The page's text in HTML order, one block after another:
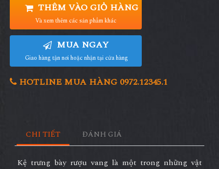
THÊM VÀO GIỎ HÀNG
Và xem thêm các sản phẩm khác
MUA NGAY
Giao hàng tận nơi hoặc nhận tại cửa hàng
HOTLINE MUA HÀNG 0972.12345.1
CHI TIẾT ĐÁNH GIÁ
Kệ trưng bày rượu vang là một trong những vật